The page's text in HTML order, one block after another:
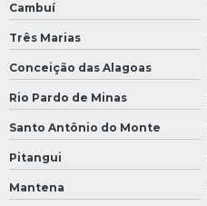
Cambuí
Três Marias
Conceição das Alagoas
Rio Pardo de Minas
Santo Antônio do Monte
Pitangui
Mantena